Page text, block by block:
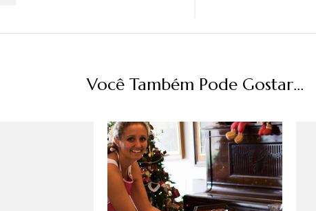
Você Também Pode Gostar...